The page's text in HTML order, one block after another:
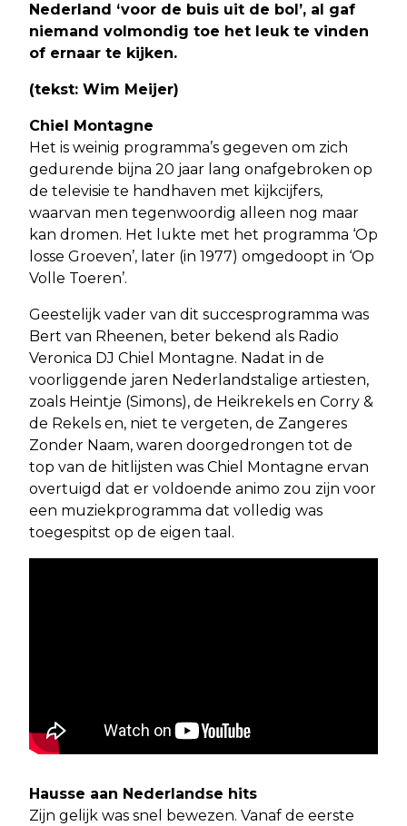
Nederland ‘voor de buis uit de bol’, al gaf
niemand volmondig toe het leuk te vinden
of ernaar te kijken.
(tekst: Wim Meijer)
Chiel Montagne
Het is weinig programma’s gegeven om zich
gedurende bijna 20 jaar lang onafgebroken op
de televisie te handhaven met kijkcijfers,
waarvan men tegenwoordig alleen nog maar
kan dromen. Het lukte met het programma ‘Op
losse Groeven’, later (in 1977) omgedoopt in ‘Op
Volle Toeren’.
Geestelijk vader van dit succesprogramma was
Bert van Rheenen, beter bekend als Radio
Veronica DJ Chiel Montagne. Nadat in de
voorliggende jaren Nederlandstalige artiesten,
zoals Heintje (Simons), de Heikrekels en Corry &
de Rekels en, niet te vergeten, de Zangeres
Zonder Naam, waren doorgedrongen tot de
top van de hitlijsten was Chiel Montagne ervan
overtuigd dat er voldoende animo zou zijn voor
een muziekprogramma dat volledig was
toegespitst op de eigen taal.
Hausse aan Nederlandse hits
Zijn gelijk was snel bewezen. Vanaf de eerste